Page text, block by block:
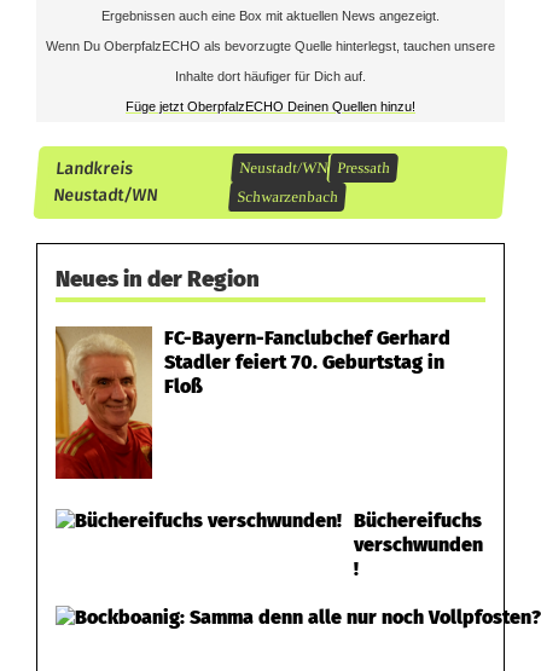
Ergebnissen auch eine Box mit aktuellen News angezeigt.
Wenn Du OberpfalzECHO als bevorzugte Quelle hinterlegst, tauchen unsere
Inhalte dort häufiger für Dich auf.
Füge jetzt OberpfalzECHO Deinen Quellen hinzu!
Landkreis
Neustadt/WN
Neustadt/WN Pressath
Schwarzenbach
Neues in der Region
FC-Bayern-Fanclubchef Gerhard
Stadler feiert 70. Geburtstag in
Floß
Büchereifuchs
verschwunden
!